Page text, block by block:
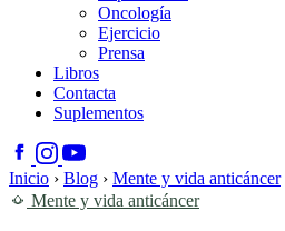
Oncología
Ejercicio
Prensa
Libros
Contacta
Suplementos
Inicio › Blog › Mente y vida anticáncer
Mente y vida anticáncer